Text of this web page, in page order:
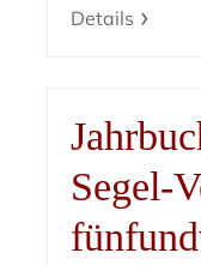
Details
Segel-